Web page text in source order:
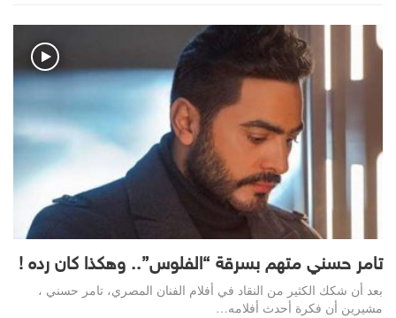
تامر حسني متهم بسرقة “الفلوس”.. وهكذا كان رده !
بعد أن شكك الكثير من النقاد في أفلام الفنان المصري، تامر حسني ،
مشيرين أن فكرة أحدث أفلامه…